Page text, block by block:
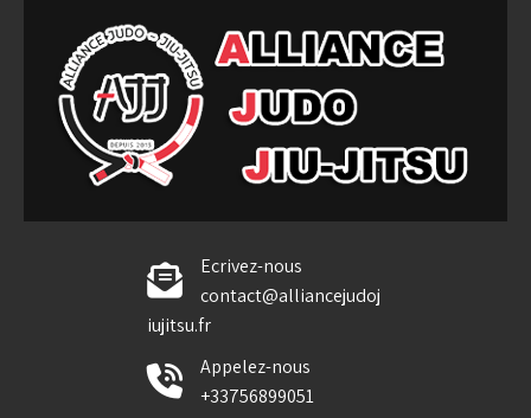
content
Alliance Judo Jiu-jitsu
Ecrivez-nous
contact@alliancejudoj
iujitsu.fr
Appelez-nous
+33756899051